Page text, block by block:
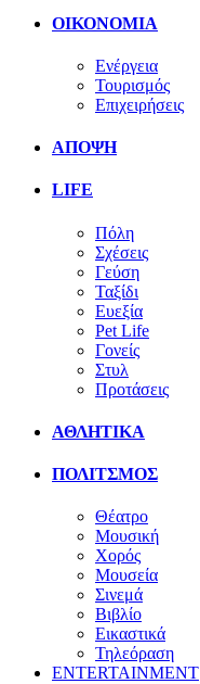
ΟΙΚΟΝΟΜΙΑ
Ενέργεια
Τουρισμός
Επιχειρήσεις
ΑΠΟΨΗ
LIFE
Πόλη
Σχέσεις
Γεύση
Ταξίδι
Ευεξία
Pet Life
Γονείς
Στυλ
Προτάσεις
ΑΘΛΗΤΙΚΑ
ΠΟΛΙΤΣΜΟΣ
Θέατρο
Μουσική
Χορός
Μουσεία
Σινεμά
Βιβλίο
Εικαστικά
Τηλεόραση
ENTERTAINMENT